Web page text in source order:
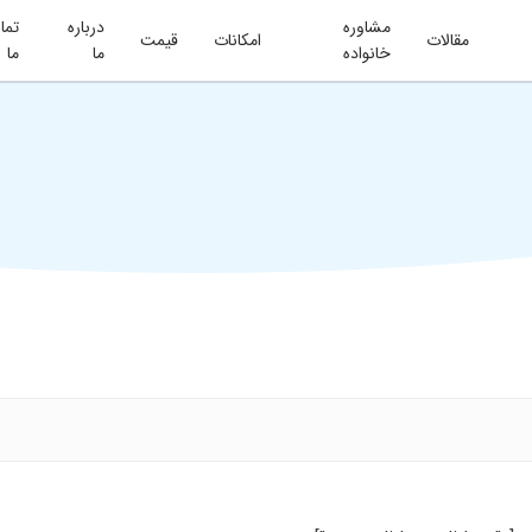
مقالات
مشاوره
خانواده
امکانات قیمت
درباره
ما
ما